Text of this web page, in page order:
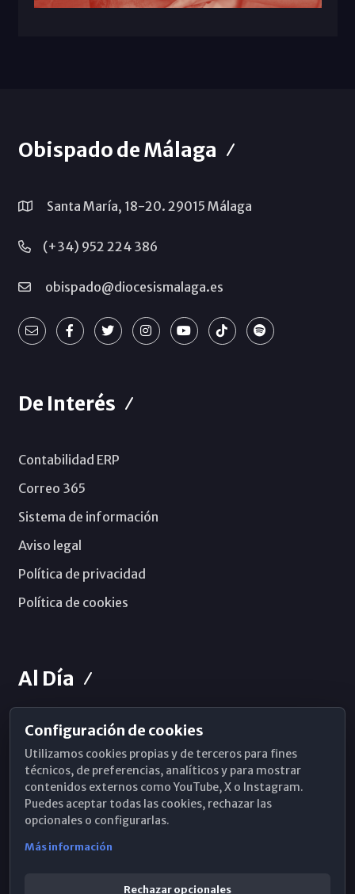
Obispado de Málaga
Santa María, 18-20. 29015 Málaga
(+34) 952 224 386
obispado@diocesismalaga.es
De Interés
Contabilidad ERP
Correo 365
Sistema de información
Aviso legal
Política de privacidad
Política de cookies
Al Día
Horarios de Misa
Hemeroteca
WhatsApp
Configuración de cookies
Utilizamos cookies propias y de terceros para fines
técnicos, de preferencias, analíticos y para mostrar
contenidos externos como YouTube, X o Instagram.
Puedes aceptar todas las cookies, rechazar las
opcionales o configurarlas.
Más información
Rechazar opcionales